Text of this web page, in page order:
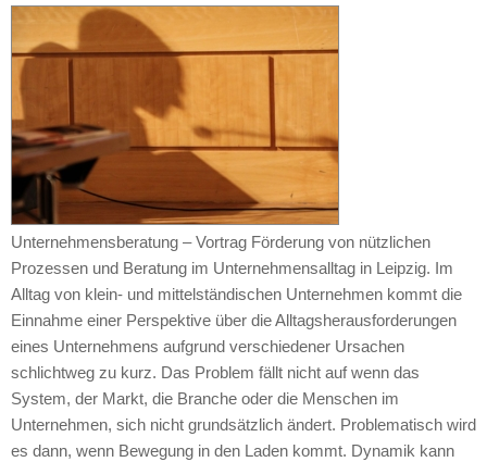
Unternehmensberatung – Vortrag Förderung von nützlichen
Prozessen und Beratung im Unternehmensalltag in Leipzig. Im
Alltag von klein- und mittelständischen Unternehmen kommt die
Einnahme einer Perspektive über die Alltagsherausforderungen
eines Unternehmens aufgrund verschiedener Ursachen
schlichtweg zu kurz. Das Problem fällt nicht auf wenn das
System, der Markt, die Branche oder die Menschen im
Unternehmen, sich nicht grundsätzlich ändert. Problematisch wird
es dann, wenn Bewegung in den Laden kommt. Dynamik kann